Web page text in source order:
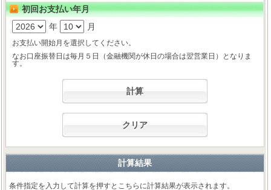
初回お支払い年月
年
月
お支払い開始月を選択してください。
なお口座振替日は毎月５日（金融機関が休日の場合は翌営業日）となりま
す。
計算
クリア
計算結果
条件指定を入力して計算を押すとこちらに計算結果が表示されます。